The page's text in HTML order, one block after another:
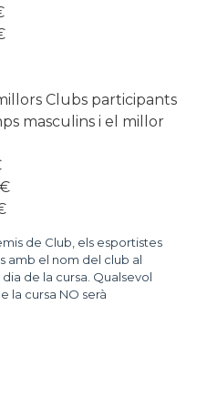
Clubs participants
masculins i el millor
de Club, els esportistes
amb el nom del club al
de la cursa. Qualsevol
la cursa NO serà